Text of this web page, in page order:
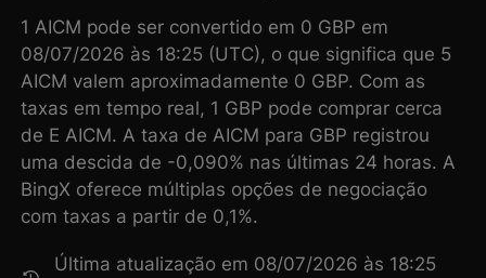
1 AICM pode ser convertido em 0 GBP em
08/07/2026 às 18:25 (UTC), o que significa que 5
AICM valem aproximadamente 0 GBP. Com as
taxas em tempo real, 1 GBP pode comprar cerca
de E AICM. A taxa de AICM para GBP registrou
uma descida de -0,090% nas últimas 24 horas. A
BingX oferece múltiplas opções de negociação
com taxas a partir de 0,1%.
Última atualização em 08/07/2026 às 18:25